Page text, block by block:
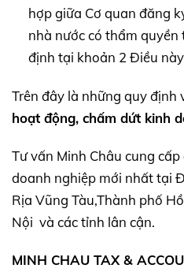
hợp giữa Cơ quan đăng
nhà nước có thẩm
định tại khoản 2 Điều
Trên đây là những quy định
hoạt động, chấm dứt kinh
Tư vấn Minh Châu cung
doanh nghiệp mới nhất tại
Rịa Vũng Tàu,Thành phố
Nội và các tỉnh lân cận.
MINH CHAU TAX &